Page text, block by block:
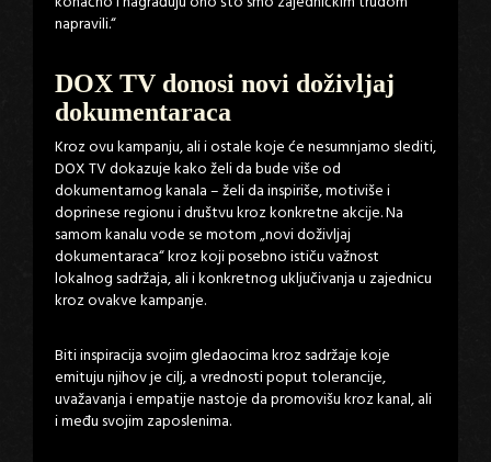
napravili.“
DOX TV donosi novi doživljaj
dokumentaraca
Kroz ovu kampanju, ali i ostale koje će nesumnjamo slediti,
DOX TV dokazuje kako želi da bude više od
dokumentarnog kanala – želi da inspiriše, motiviše i
doprinese regionu i društvu kroz konkretne akcije. Na
samom kanalu vode se motom „novi doživljaj
dokumentaraca“ kroz koji posebno ističu važnost
lokalnog sadržaja, ali i konkretnog uključivanja u zajednicu
kroz ovakve kampanje.
Biti inspiracija svojim gledaocima kroz sadržaje koje
emituju njihov je cilj, a vrednosti poput tolerancije,
uvažavanja i empatije nastoje da promovišu kroz kanal, ali
i među svojim zaposlenima.